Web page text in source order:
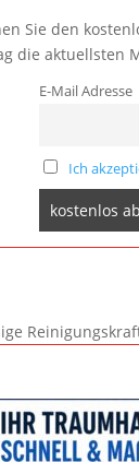
Sie den
die aktuellsten
E-Mail Adresse
Ich